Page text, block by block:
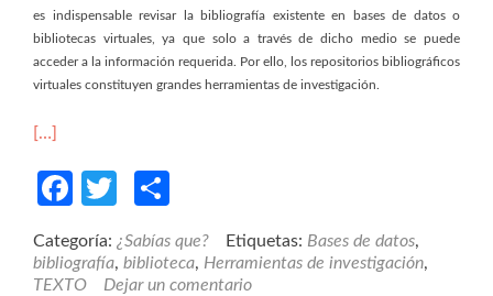
es indispensable revisar la bibliografía existente en bases de datos o
bibliotecas virtuales, ya que solo a través de dicho medio se puede
acceder a la información requerida. Por ello, los repositorios bibliográficos
virtuales constituyen grandes herramientas de investigación.
[…]
Facebook
Twitter
Categoría: ¿Sabías que? Etiquetas: Bases de datos,
bibliografía, biblioteca, Herramientas de investigación,
TEXTO
Dejar un comentario